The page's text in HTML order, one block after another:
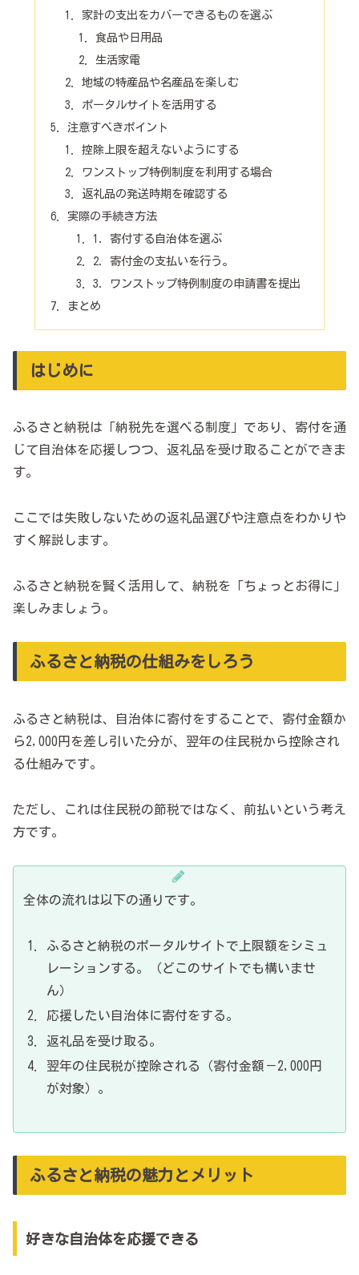
家計の支出をカバーできるものを選ぶ
食品や日用品
生活家電
地域の特産品や名産品を楽しむ
ポータルサイトを活用する
注意すべきポイント
控除上限を超えないようにする
ワンストップ特例制度を利用する場合
返礼品の発送時期を確認する
実際の手続き方法
1．寄付する自治体を選ぶ
2．寄付金の支払いを行う。
3．ワンストップ特例制度の申請書を提出
まとめ
はじめに
ふるさと納税は「納税先を選べる制度」であり、寄付を通
じて自治体を応援しつつ、返礼品を受け取ることができま
す。
ここでは失敗しないための返礼品選びや注意点をわかりや
すく解説します。
ふるさと納税を賢く活用して、納税を「ちょっとお得に」
楽しみましょう。
ふるさと納税の仕組みをしろう
ふるさと納税は、自治体に寄付をすることで、寄付金額か
ら2,000円を差し引いた分が、翌年の住民税から控除され
る仕組みです。
ただし、これは住民税の節税ではなく、前払いという考え
方です。
全体の流れは以下の通りです。
ふるさと納税のポータルサイトで上限額をシミュ
レーションする。（どこのサイトでも構いませ
ん）
応援したい自治体に寄付をする。
返礼品を受け取る。
翌年の住民税が控除される（寄付金額－2,000円
が対象）。
ふるさと納税の魅力とメリット
好きな自治体を応援できる